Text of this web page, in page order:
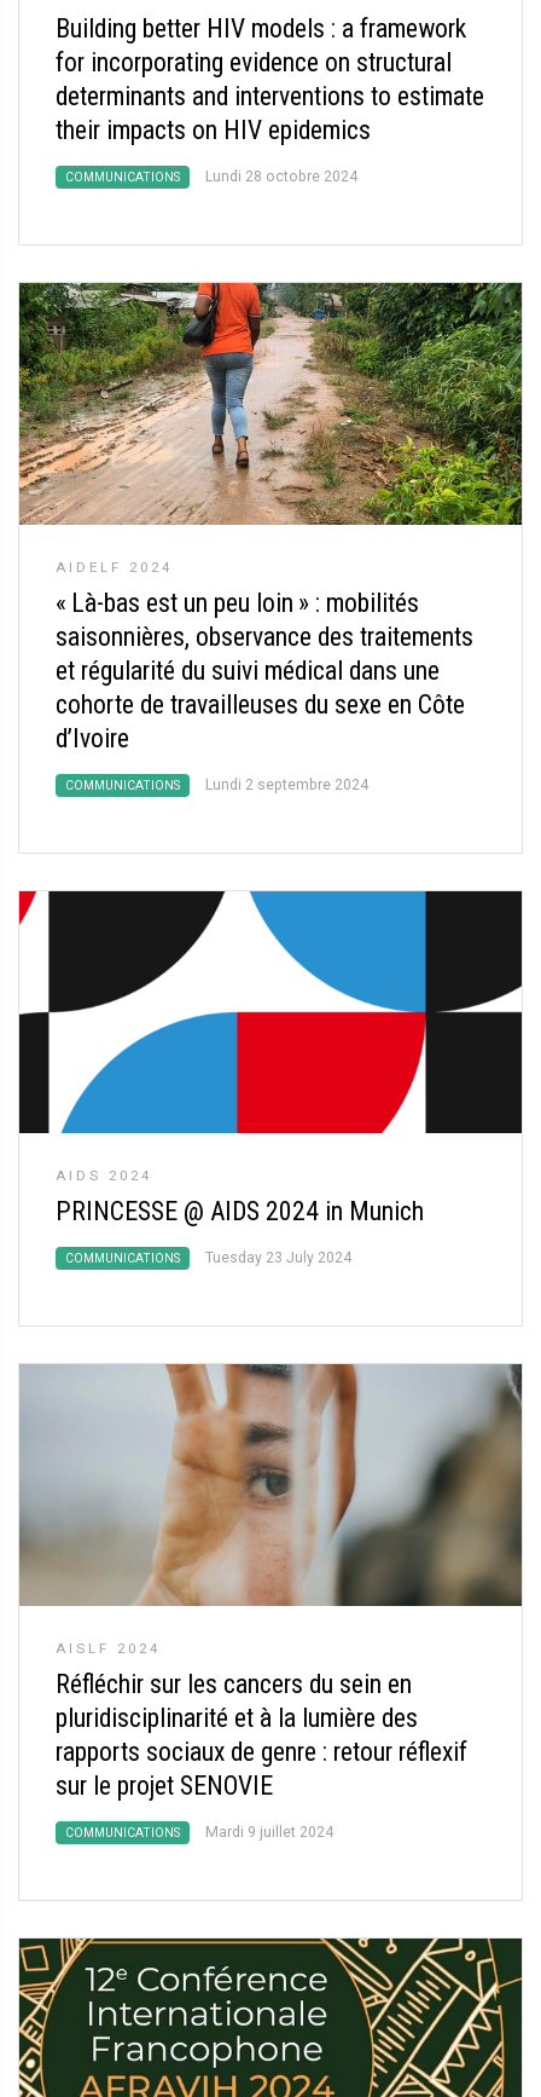
Building better HIV models : a framework
for incorporating evidence on structural
determinants and interventions to estimate
their impacts on HIV epidemics
COMMUNICATIONS Lundi 28 octobre 2024
AIDELF 2024
« Là-bas est un peu loin » : mobilités
saisonnières, observance des traitements
et régularité du suivi médical dans une
cohorte de travailleuses du sexe en Côte
d’Ivoire
COMMUNICATIONS Lundi 2 septembre 2024
AIDS 2024
PRINCESSE @ AIDS 2024 in Munich
COMMUNICATIONS Tuesday 23 July 2024
AISLF 2024
Réfléchir sur les cancers du sein en
pluridisciplinarité et à la lumière des
rapports sociaux de genre : retour réflexif
sur le projet SENOVIE
COMMUNICATIONS Mardi 9 juillet 2024